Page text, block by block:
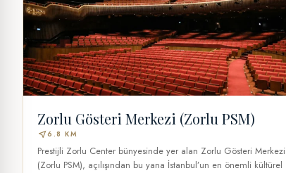
Zorlu Gösteri Merkezi (Zorlu PSM)
near_me6.8 KM
Prestijli Zorlu Center bünyesinde yer alan Zorlu Gösteri Merkezi
(Zorlu PSM), açılışından bu yana İstanbul’un en önemli kültürel